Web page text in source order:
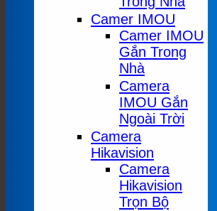
Camer IMOU
Camer IMOU
Gắn Trong
Nhà
Camera
IMOU Gắn
Ngoài Trời
Camera
Hikavision
Camera
Hikavision
Trọn Bộ